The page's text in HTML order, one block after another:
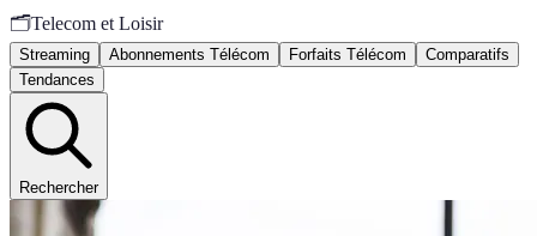
🗂️Telecom et Loisir
Streaming Abonnements Télécom Forfaits Télécom
Comparatifs
Tendances
Rechercher